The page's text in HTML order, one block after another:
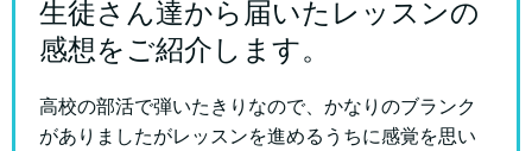
生徒さん達から届いたレッスンの
感想をご紹介します。
高校の部活で弾いたきりなので、かなりのブランク
がありましたがレッスンを進めるうちに感覚を思い